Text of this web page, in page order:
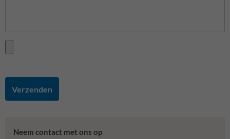
Verzenden
Neem contact met ons op